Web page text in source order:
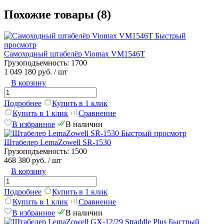
Похожие товары (8)
Быстрый
просмотр
Самоходный штабелёр Viomax VM1546T
Грузоподъемность: 1700
1 049 180 руб. / шт
В корзину
Подробнее
Купить в 1 клик
Купить в 1 клик
Сравнение
В избранное
В наличии
Быстрый просмотр
Штабелер LemaZowell SR-1530
Грузоподъемность: 1500
468 380 руб. / шт
В корзину
Подробнее
Купить в 1 клик
Купить в 1 клик
Сравнение
В избранное
В наличии
Быстрый